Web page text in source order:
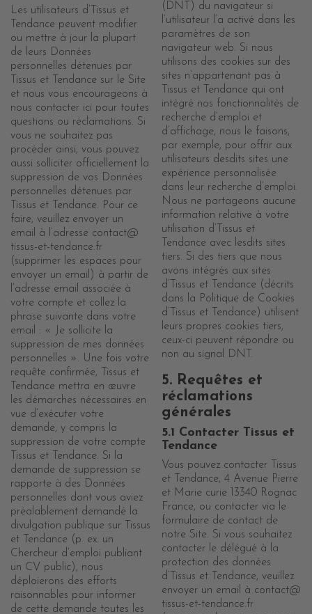
Les utilisateurs d’Tissus et
Tendance peuvent modifier
ou mettre à jour la plupart
de leurs Données
personnelles détenues par
Tissus et Tendance sur le Site
et nous vous encourageons à
nous contacter ici pour toutes
questions ou réclamations. Si
vous ne souhaitez pas
procéder ainsi, vous pouvez
aussi solliciter officiellement la
suppression de vos Données
personnelles détenues par
Tissus et Tendance. Pour ce
faire, veuillez envoyer un
email à l’adresse contact@
tissus-et-tendance.fr
(supprimer les espaces pour
envoyer un email) à partir de
l’adresse email associée à
votre compte et collez la
phrase suivante dans votre
email : « Je sollicite la
suppression de mes données
personnelles ». Une fois votre
requête confirmée, Tissus et
Tendance mettra en œuvre
les démarches nécessaires en
vue d’exécuter votre
demande, y compris la
suppression de votre compte
Tissus et Tendance. Si la
demande de suppression se
rapporte à des Données
personnelles dont vous aviez
préalablement demandé la
divulgation publique sur Tissus
et Tendance (p. ex. un
Chercheur d’emploi publiant
un CV public), nous
déploierons des efforts
raisonnables pour informer
de cette demande toutes les
(DNT) du navigateur si
l’utilisateur l’a activé dans les
paramètres de son
navigateur web. Si nous
utilisons des cookies sur des
sites n’appartenant pas à
Tissus et Tendance qui ont
intégré nos fonctionnalités de
recherche d’emploi et
d’affichage, nous le faisons,
par exemple, pour offrir aux
utilisateurs desdits sites une
expérience personnalisée
dans leur recherche d’emploi.
Nous ne partageons aucune
information relative à votre
utilisation d’Tissus et
Tendance avec lesdits sites
tiers. Si des tiers que nous
avons intégrés aux sites
d’Tissus et Tendance (décrits
dans la Politique de Cookies
d’Tissus et Tendance) utilisent
leurs propres cookies tiers,
ceux-ci peuvent répondre ou
non au signal DNT.
5. Requêtes et
réclamations
générales
5.1 Contacter Tissus et
Tendance
Vous pouvez contacter Tissus
et Tendance, 4 Avenue Pierre
et Marie curie 13340 Rognac
France, ou contacter via le
formulaire de contact de
notre Site. Si vous souhaitez
contacter le délégué à la
protection des données
d’Tissus et Tendance, veuillez
envoyer un email à contact@
tissus-et-tendance.fr